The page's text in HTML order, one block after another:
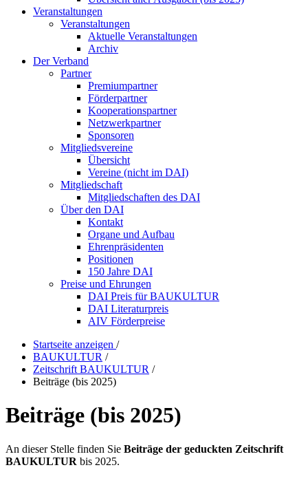
Veranstaltungen
Veranstaltungen
Aktuelle Veranstaltungen
Archiv
Der Verband
Partner
Premiumpartner
Förderpartner
Kooperationspartner
Netzwerkpartner
Sponsoren
Mitgliedsvereine
Übersicht
Vereine (nicht im DAI)
Mitgliedschaft
Mitgliedschaften des DAI
Über den DAI
Kontakt
Organe und Aufbau
Ehrenpräsidenten
Positionen
150 Jahre DAI
Preise und Ehrungen
DAI Preis für BAUKULTUR
DAI Literaturpreis
AIV Förderpreise
Startseite anzeigen /
BAUKULTUR /
Zeitschrift BAUKULTUR /
Beiträge (bis 2025)
Beiträge (bis 2025)
An dieser Stelle finden Sie Beiträge der geduckten Zeitschrift
BAUKULTUR bis 2025.